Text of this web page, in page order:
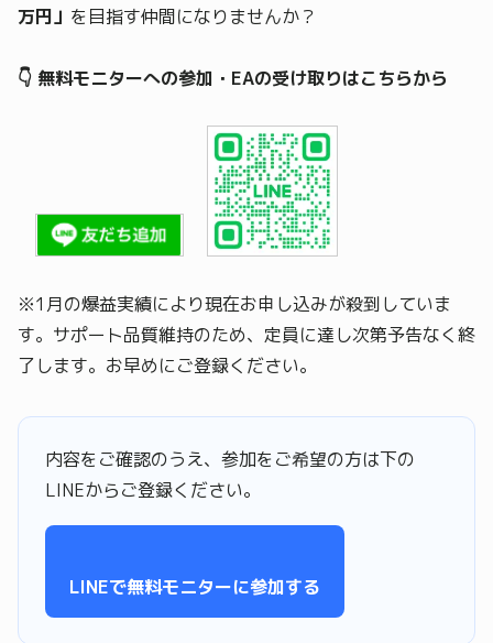
万円」 を目指す仲間になりませんか？
👇 無料モニターへの参加・EAの受け取りはこちらから
※1月の爆益実績により現在お申し込みが殺到していま
す。サポート品質維持のため、定員に達し次第予告なく終
了します。お早めにご登録ください。
内容をご確認のうえ、参加をご希望の方は下の
LINEからご登録ください。
LINEで無料モニターに参加する